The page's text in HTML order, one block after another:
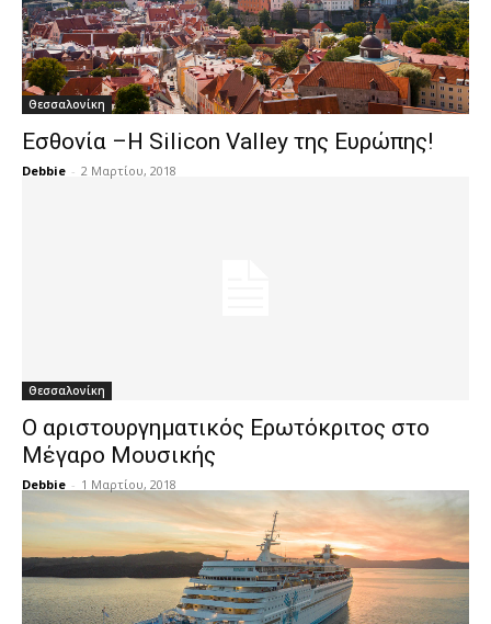
Θεσσαλονίκη
Εσθονία –Η Silicon Valley της Ευρώπης!
Debbie - 2 Μαρτίου, 2018
Θεσσαλονίκη
Ο αριστουργηματικός Ερωτόκριτος στο
Μέγαρο Μουσικής
Debbie - 1 Μαρτίου, 2018